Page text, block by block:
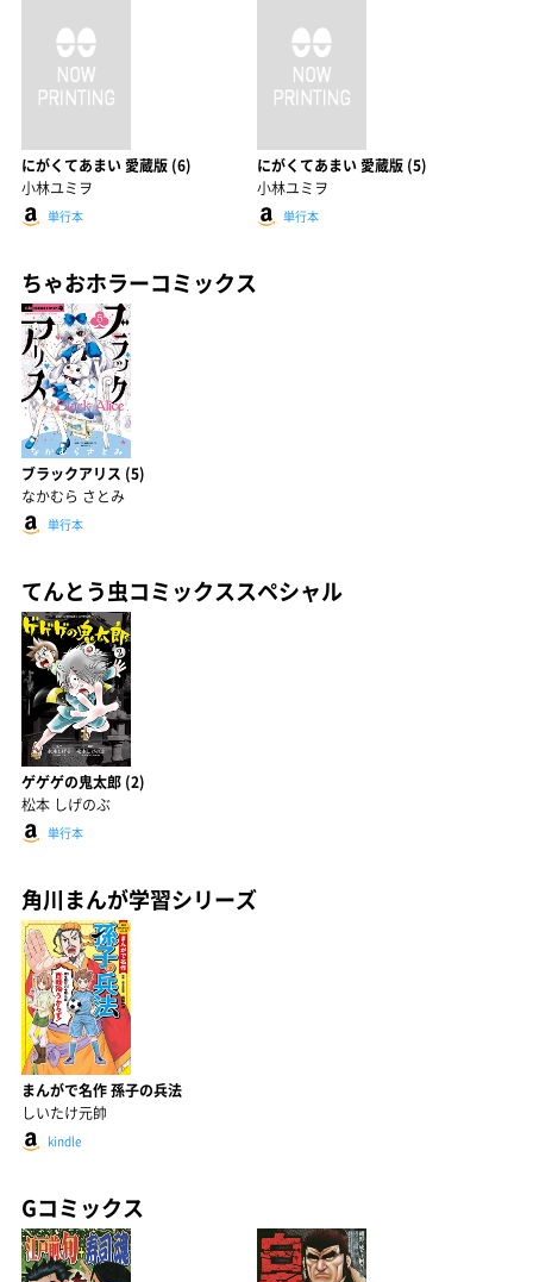
にがくてあまい 愛蔵版 (6)
小林ユミヲ
単行本
にがくてあまい 愛蔵版 (5)
小林ユミヲ
単行本
ちゃおホラーコミックス
ブラックアリス (5)
なかむら さとみ
単行本
てんとう虫コミックススペシャル
ゲゲゲの鬼太郎 (2)
松本 しげのぶ
単行本
角川まんが学習シリーズ
まんがで名作 孫子の兵法
しいたけ元帥
kindle
Gコミックス